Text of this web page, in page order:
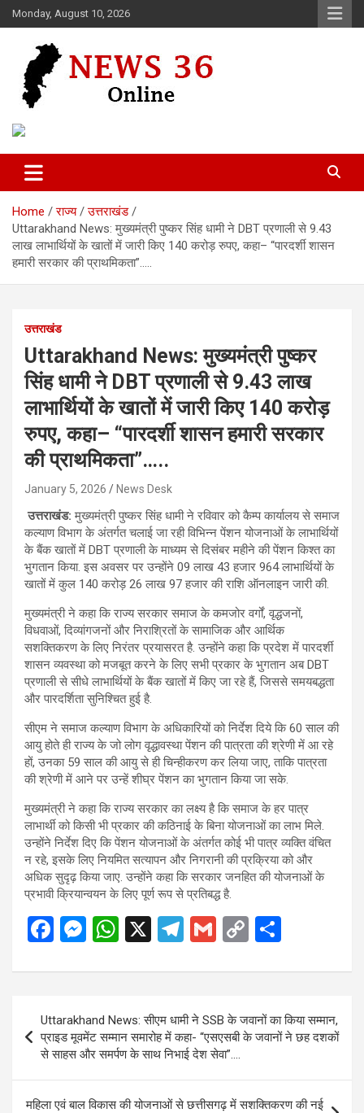
Skip
to
Monday, August 10, 2026
News 36
Home राज्य
उत्तराखंड
Uttarakhand News: मुख्यमंत्री पुष्कर सिंह धामी ने DBT प्रणाली से 9.43
लाख लाभार्थियों के खातों में जारी किए 140 करोड़ रुपए, कहा– “पारदर्शी शासन
हमारी सरकार की प्राथमिकता”…..
उत्तराखंड
Uttarakhand News: मुख्यमंत्री पुष्कर
सिंह धामी ने DBT प्रणाली से 9.43 लाख
लाभार्थियों के खातों में जारी किए 140 करोड़
रुपए, कहा– “पारदर्शी शासन हमारी सरकार
की प्राथमिकता”…..
January 5, 2026 News Desk
उत्तराखंड:मुख्यमंत्री पुष्कर सिंह धामी ने रविवार को कैम्प कार्यालय से समाज
कल्याण विभाग के अंतर्गत चलाई जा रही विभिन्न पेंशन योजनाओं के लाभार्थियों
के बैंक खातों में DBT प्रणाली के माध्यम से दिसंबर महीने की पेंशन किश्त का
भुगतान किया. इस अवसर पर उन्होंने 09 लाख 43 हजार 964 लाभार्थियों के
खातों में कुल 140 करोड़ 26 लाख 97 हजार की राशि ऑनलाइन जारी की.
मुख्यमंत्री ने कहा कि राज्य सरकार समाज के कमजोर वर्गों, वृद्धजनों,
विधवाओं, दिव्यांगजनों और निराश्रितों के सामाजिक और आर्थिक
सशक्तिकरण के लिए निरंतर प्रयासरत है. उन्होंने कहा कि प्रदेश में पारदर्शी
शासन व्यवस्था को मजबूत करने के लिए सभी प्रकार के भुगतान अब DBT
प्रणाली से सीधे लाभार्थियों के बैंक खातों में किए जा रहे हैं, जिससे समयबद्धता
और पारदर्शिता सुनिश्चित हुई है.
सीएम ने समाज कल्याण विभाग के अधिकारियों को निर्देश दिये कि 60 साल की
आयु होते ही राज्य के जो लोग वृद्धावस्था पेंशन की पात्रता की श्रेणी में आ रहे
हों, उनका 59 साल की आयु से ही चिन्हीकरण कर लिया जाए, ताकि पात्रता
की श्रेणी में आने पर उन्हें शीघ्र पेंशन का भुगतान किया जा सके.
मुख्यमंत्री ने कहा कि राज्य सरकार का लक्ष्य है कि समाज के हर पात्र
लाभार्थी को किसी भी प्रकार की कठिनाई के बिना योजनाओं का लाभ मिले.
उन्होंने निर्देश दिए कि पेंशन योजनाओं के अंतर्गत कोई भी पात्र व्यक्ति वंचित
न रहे, इसके लिए नियमित सत्यापन और निगरानी की प्रक्रिया को और
अधिक सुदृढ़ किया जाए. उन्होंने कहा कि सरकार जनहित की योजनाओं के
प्रभावी क्रियान्वयन के लिए पूर्ण रूप से प्रतिबद्ध है.
F
ce
o
o
k
M
se
g
er
W
at
A
p
p
X
T
e
gr
a
m
G
ail
C
py
Li
n
ar
e
navigation
Uttarakhand News: सीएम धामी ने SSB के जवानों का किया सम्मान,
प्राइड मूवमेंट सम्मान समारोह में कहा- “एसएसबी के जवानों ने छह दशकों
से साहस और समर्पण के साथ निभाई देश सेवा”….
महिला एवं बाल विकास की योजनाओं से छत्तीसगढ़ में सशक्तिकरण की नई